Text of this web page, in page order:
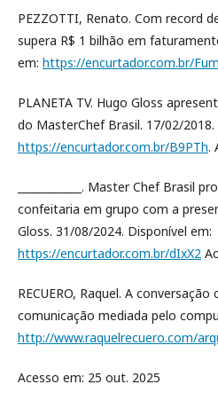
PEZZOTTI, Renato. Com record
supera R$ 1 bilhão em
em: https://encurtador.com.br/
PLANETA TV. Hugo Gloss
do MasterChef Brasil. 17/02/2018.
https://encurtador.com.br/B9PTh.
____________. Master Chef Brasil
confeitaria em grupo com a
Gloss. 31/08/2024. Disponível em:
https://encurtador.com.br/dIxX2
RECUERO, Raquel. A
comunicação mediada pelo
http://www.raquelrecuero.com/
Acesso em: 25 out. 2025